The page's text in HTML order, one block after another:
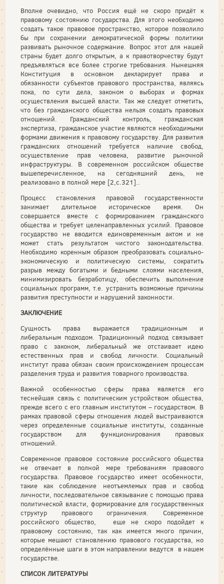
Вполне очевидно, что Россия ещё не скоро придёт к
правовому состоянию государства. Для этого необходимо
создать такое правовое пространство, которое позволило
бы при сохранении демократической формы политики
развивать рыночное содержание. Вопрос этот для нашей
страны будет долго открытым, а к правотворчеству будут
предъявляться все более строгие требования. Нынешняя
Конституция в основном декларирует права и
обязанности субъектов правового пространства, являясь
пока, по сути дела, законом о выборах и формах
осуществления высшей власти. Так же следует отметить,
что без гражданского общества нельзя создать правовых
отношений. Гражданский контроль, гражданская
экспертиза, гражданское участие являются необходимыми
формами движения к правовому государству. Для развития
гражданских отношений требуется наличие свобод,
осуществление прав человека, развитие рыночной
инфраструктуры. В современном российском обществе
вышеперечисленное, на сегодняшний день, не
реализовано в полной мере [2,с.321]..
Процесс становления правовой государственности
занимает длительное историческое время. Он
совершается вместе с формированием гражданского
общества и требует целенаправленных усилий. Правовое
государство не вводится единовременным актом и не
может стать результатом чистого законодательства.
Необходимо коренным образом преобразовать социально-
экономическую и политическую системы, сократить
разрыв между богатыми и бедными слоями населения,
минимизировать безработицу, обеспечить выполнение
социальных программ, т.е. устранить возможные причины
развития преступности и нарушений законности.
ЗАКЛЮЧЕНИЕ
Сущность права выражается традиционным и
либеральным подходом. Традиционный подход связывает
право с законом, либеральный же отстаивает идею
естественных прав и свобод личности. Социальный
институт права обязан своим происхождением процессам
разделения труда и развития товарного производства.
Важной особенностью сферы права является его
теснейшая связь с политическим устройством общества,
прежде всего с его главным институтом – государством. В
рамках правовой сферы отношения людей выстраиваются
через определенные социальные институты, созданные
государством для функционирования правовых
отношений.
Современное правовое состояние российского общества
не отвечает в полной мере требованиям правового
государства. Правовое государство имеет особенности,
такие как соблюдение неотъемлемых прав и свобод
личности, последовательное связывание с помощью права
политической власти, формирование для государственных
структур правового ограничения. Современное
российского общество, еще не скоро подойдет к
правовому состоянию, так как имеется много причин,
которые мешают становлению правового государства, но
определённые шаги в этом направлении ведутся в нашем
государстве.
СПИСОК ЛИТЕРАТУРЫ